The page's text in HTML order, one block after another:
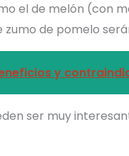
el de melón (con
de pomelo
y
ser muy